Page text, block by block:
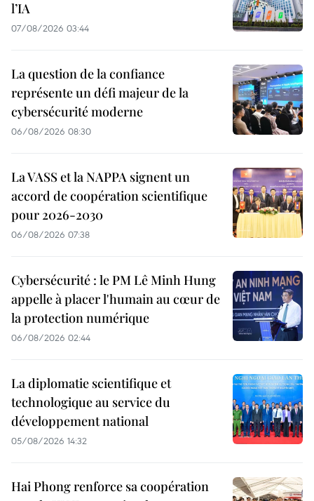
l’IA
07/08/2026 03:44
La question de la confiance
représente un défi majeur de la
cybersécurité moderne
06/08/2026 08:30
La VASS et la NAPPA signent un
accord de coopération scientifique
pour 2026-2030
06/08/2026 07:38
Cybersécurité : le PM Lê Minh Hung
appelle à placer l'humain au cœur de
la protection numérique
06/08/2026 02:44
La diplomatie scientifique et
technologique au service du
développement national
05/08/2026 14:32
Hai Phong renforce sa coopération